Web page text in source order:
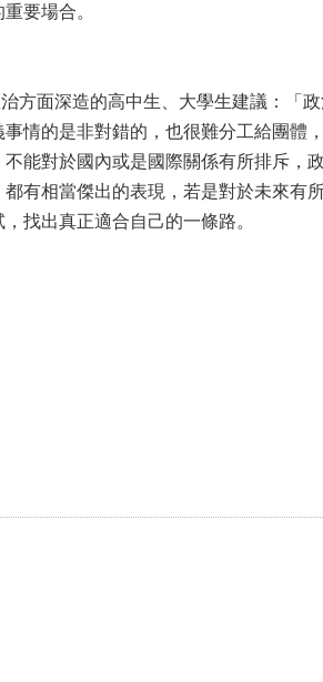
要場合。
面深造的高中生、大學生建議：「
情的是非對錯的，也很難分工給團體
能對於國內或是國際關係有所排斥，
有相當傑出的表現，若是對於未來有
找出真正適合自己的一條路。